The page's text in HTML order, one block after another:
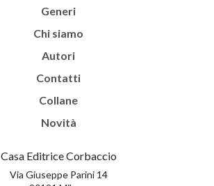
Generi
Chi siamo
Autori
Contatti
Collane
Novità
Casa Editrice Corbaccio
Via Giuseppe Parini 14